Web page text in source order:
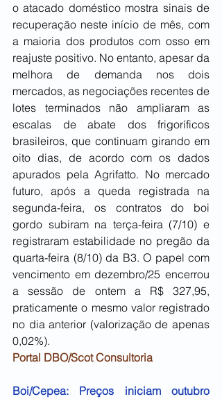
o atacado doméstico mostra sinais de
recuperação neste início de mês, com
a maioria dos produtos com osso em
reajuste positivo. No entanto, apesar da
melhora de demanda nos dois
mercados, as negociações recentes de
lotes terminados não ampliaram as
escalas de abate dos frigoríficos
brasileiros, que continuam girando em
oito dias, de acordo com os dados
apurados pela Agrifatto. No mercado
futuro, após a queda registrada na
segunda-feira, os contratos do boi
gordo subiram na terça-feira (7/10) e
registraram estabilidade no pregão da
quarta-feira (8/10) da B3. O papel com
vencimento em dezembro/25 encerrou
a sessão de ontem a R$ 327,95,
praticamente o mesmo valor registrado
no dia anterior (valorização de apenas
0,02%).
Portal DBO/Scot Consultoria
Boi/Cepea: Preços iniciam outubro